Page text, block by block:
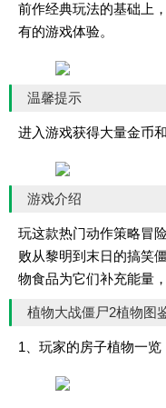
前作经典玩法的基础上
有的游戏体验。
温馨提示
进入游戏获得大量金币
游戏介绍
玩这款热门动作策略冒
败从黎明到末日的搞笑
物食品为它们补充能量
植物大战僵尸2植物图
1、玩家的房子植物一览